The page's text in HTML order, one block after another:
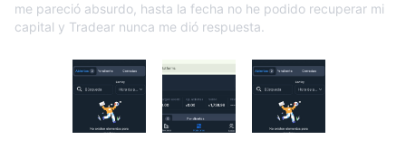
me pareció absurdo, hasta la fecha no he podido recuperar mi
capital y Tradear nunca me dió respuesta.